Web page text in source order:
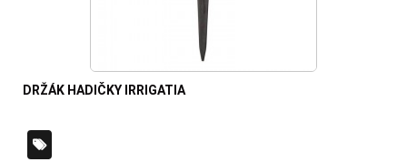
DRŽÁK HADIČKY IRRIGATIA